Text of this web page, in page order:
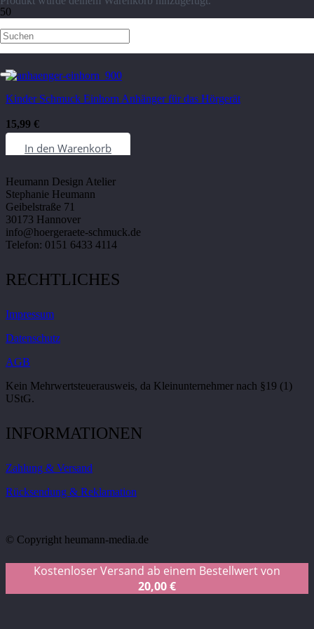
Einhörner
Kinder Schmuck Einhorn Anhänger für das Hörgerät
15,99 €
In den Warenkorb
KONTAKT
Heumann Design Atelier
Stephanie Heumann
Geibelstraße 71
30173 Hannover
info@hoergeraete-schmuck.de
Telefon: 0151 6433 4114
RECHTLICHES
Impressum
Datenschutz
AGB
Kein Mehrwertsteuerausweis, da Kleinunternehmer nach §19 (1)
UStG.
INFORMATIONEN
Zahlung & Versand
Rücksendung & Reklamation
© Copyright heumann-media.de
Kostenloser Versand ab einem Bestellwert von
20,00€